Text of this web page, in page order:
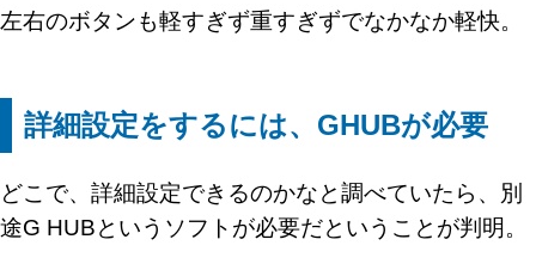
左右のボタンも軽すぎず重すぎずでなかなか軽快。
詳細設定をするには、GHUBが必要
どこで、詳細設定できるのかなと調べていたら、別
途G HUBというソフトが必要だということが判明。